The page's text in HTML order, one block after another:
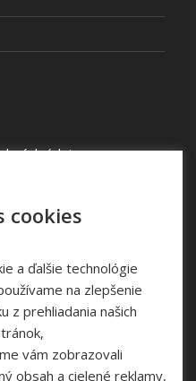
údajov
cookies
a ďalšie technológie
na zlepšenie
z prehliadania našich
vám zobrazovali
obsah a cielené reklamy,